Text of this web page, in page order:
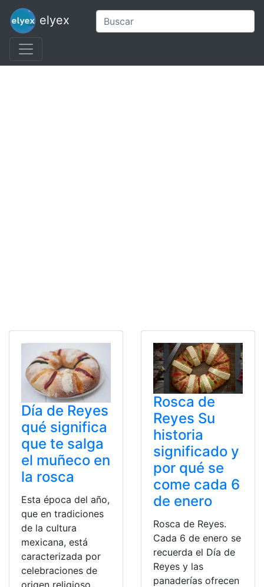
elyex
Día de Reyes
qué significa
que te salga
el muñeco en
la rosca
Esta época del año,
que en tradiciones
de la cultura
mexicana, está
caracterizada por
celebraciones de
Rosca de
Reyes Su
historia
significado y
por qué se
come cada 6
de enero
Rosca de Reyes.
Cada 6 de enero se
recuerda el Día de
Reyes y las
panaderías ofrecen